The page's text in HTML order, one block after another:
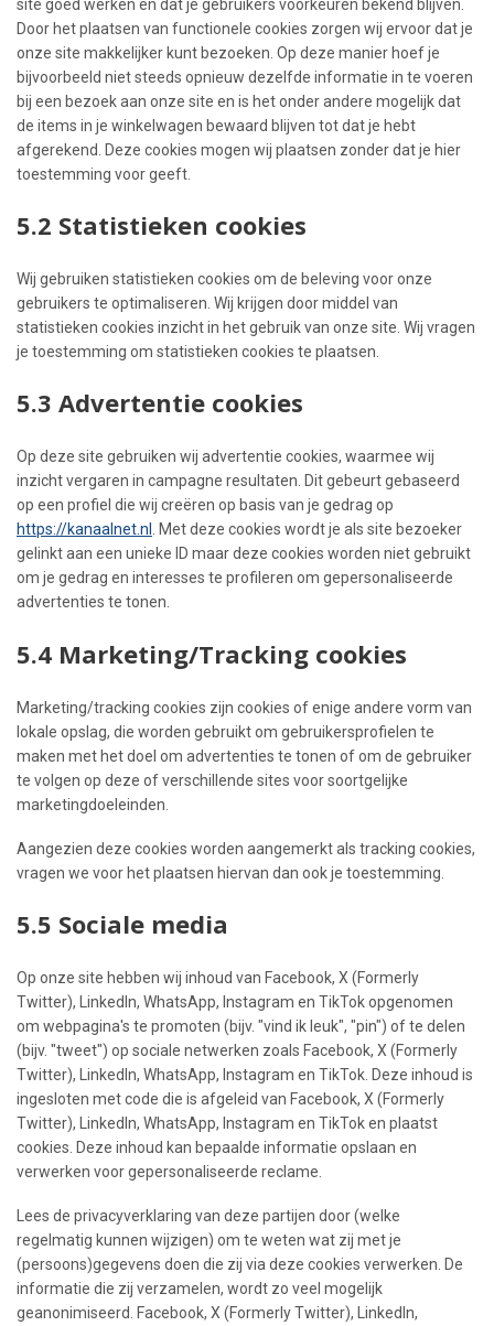
site goed werken en dat je gebruikers voorkeuren bekend blijven.
Door het plaatsen van functionele cookies zorgen wij ervoor dat je
onze site makkelijker kunt bezoeken. Op deze manier hoef je
bijvoorbeeld niet steeds opnieuw dezelfde informatie in te voeren
bij een bezoek aan onze site en is het onder andere mogelijk dat
de items in je winkelwagen bewaard blijven tot dat je hebt
afgerekend. Deze cookies mogen wij plaatsen zonder dat je hier
toestemming voor geeft.
5.2 Statistieken cookies
Wij gebruiken statistieken cookies om de beleving voor onze
gebruikers te optimaliseren. Wij krijgen door middel van
statistieken cookies inzicht in het gebruik van onze site. Wij vragen
je toestemming om statistieken cookies te plaatsen.
5.3 Advertentie cookies
Op deze site gebruiken wij advertentie cookies, waarmee wij
inzicht vergaren in campagne resultaten. Dit gebeurt gebaseerd
op een profiel die wij creëren op basis van je gedrag op
https://kanaalnet.nl . Met deze cookies wordt je als site bezoeker
gelinkt aan een unieke ID maar deze cookies worden niet gebruikt
om je gedrag en interesses te profileren om gepersonaliseerde
advertenties te tonen.
5.4 Marketing/Tracking cookies
Marketing/tracking cookies zijn cookies of enige andere vorm van
lokale opslag, die worden gebruikt om gebruikersprofielen te
maken met het doel om advertenties te tonen of om de gebruiker
te volgen op deze of verschillende sites voor soortgelijke
marketingdoeleinden.
Aangezien deze cookies worden aangemerkt als tracking cookies,
vragen we voor het plaatsen hiervan dan ook je toestemming.
5.5 Sociale media
Op onze site hebben wij inhoud van Facebook, X (Formerly
Twitter), LinkedIn, WhatsApp, Instagram en TikTok opgenomen
om webpagina's te promoten (bijv. "vind ik leuk", "pin") of te delen
(bijv. "tweet") op sociale netwerken zoals Facebook, X (Formerly
Twitter), LinkedIn, WhatsApp, Instagram en TikTok. Deze inhoud is
ingesloten met code die is afgeleid van Facebook, X (Formerly
Twitter), LinkedIn, WhatsApp, Instagram en TikTok en plaatst
cookies. Deze inhoud kan bepaalde informatie opslaan en
verwerken voor gepersonaliseerde reclame.
Lees de privacyverklaring van deze partijen door (welke
regelmatig kunnen wijzigen) om te weten wat zij met je
(persoons)gegevens doen die zij via deze cookies verwerken. De
informatie die zij verzamelen, wordt zo veel mogelijk
geanonimiseerd. Facebook, X (Formerly Twitter), LinkedIn,